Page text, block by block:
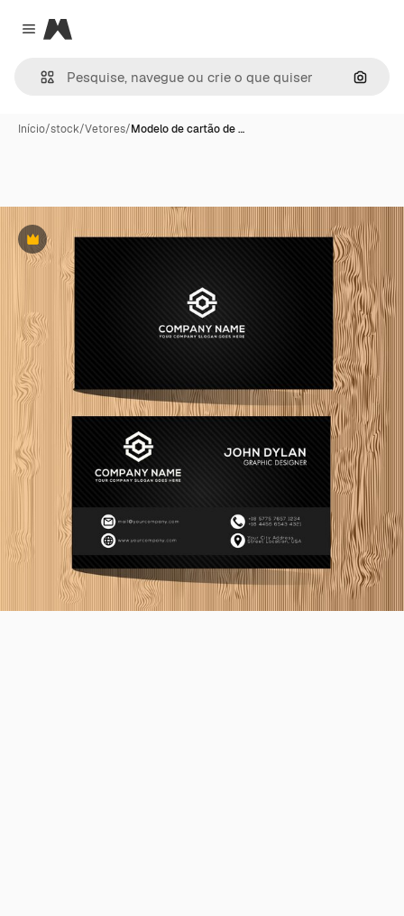
Close menu
Magnific
Início/stock/Vetores/Modelo de cartão de …
Premium